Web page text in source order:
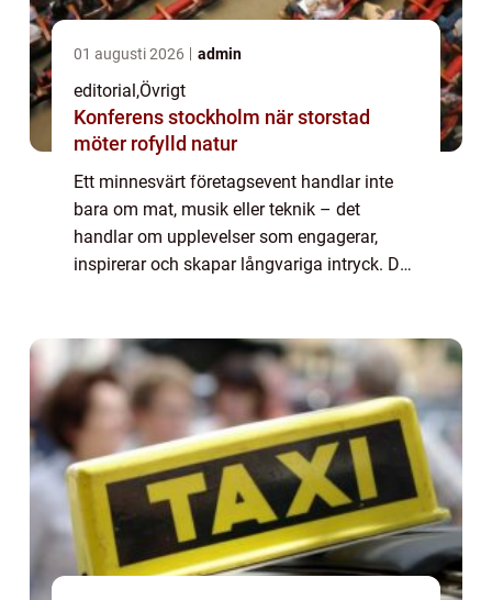
01 augusti 2026 admin
editorial ,Övrigt
Konferens stockholm när storstad
möter rofylld natur
Ett minnesvärt företagsevent handlar inte
bara om mat, musik eller teknik – det
handlar om upplevelser som engagerar,
inspirerar och skapar långvariga intryck. De